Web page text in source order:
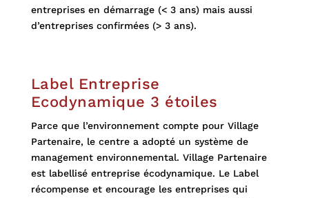
entreprises en démarrage (< 3 ans) mais aussi
d’entreprises confirmées (> 3 ans).
Label Entreprise
Ecodynamique 3 étoiles
Parce que l’environnement compte pour Village
Partenaire, le centre a adopté un système de
management environnemental. Village Partenaire
est labellisé entreprise écodynamique. Le Label
récompense et encourage les entreprises qui